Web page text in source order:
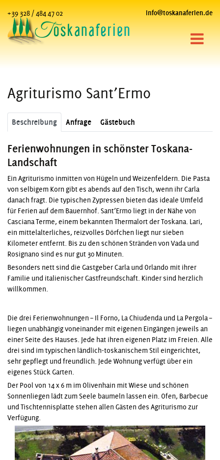
+39 328 / 484 47 02 info@toskanaferien.de
Agriturismo Sant’Ermo
Beschreibung Anfrage Gästebuch
Ferienwohnungen in schönster Toskana-
Landschaft
Ein Agriturismo inmitten von Hügeln und Weizenfeldern. Die Pasta
von selbigem Korn gibt es abends auf den Tisch, wenn ihr Carla
danach fragt. Die typischen Zypressen bieten das ideale Umfeld
für Ferien auf dem Bauernhof. Sant’Ermo liegt in der Nähe von
Casciana Terme, einem bekannten Thermalort der Toskana. Lari,
ein mittelalterliches, reizvolles Dörfchen liegt nur sieben
Kilometer entfernt. Bis zu den schönen Stränden von Vada und
Rosignano sind es nur gut 30 Minuten.
Besonders nett sind die Gastgeber Carla und Orlando mit ihrer
Familie und italienischer Gastfreundschaft. Kinder sind herzlich
willkommen.
Die drei Ferienwohnungen – Il Forno, La Chiudenda und La Pergola –
liegen unabhängig voneinander mit eigenen Eingängen jeweils an
einer Seite des Hauses. Jede hat ihren eigenen Platz im Freien. Alle
drei sind im typischen ländlich-toskanischem Stil eingerichtet,
sehr gepflegt und freundlich. Jede Wohnung verfügt über ein
eigenes Stück Garten.
Der Pool von 14 x 6 m im Olivenhain mit Wiese und schönen
Sonnenliegen lädt zum Seele baumeln lassen ein. Ofen, Barbecue
und Tischtennisplatte stehen allen Gästen des Agriturismo zur
Verfügung.